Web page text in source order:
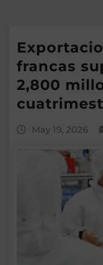
francas
2,800
May 19, 2026